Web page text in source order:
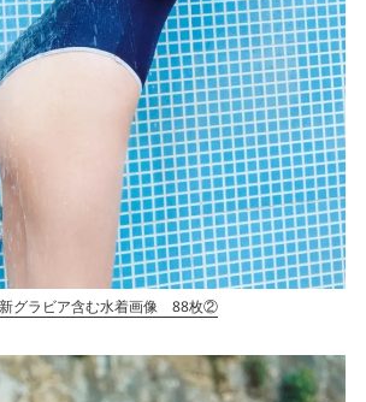
グラビア含む水着画像 88枚②